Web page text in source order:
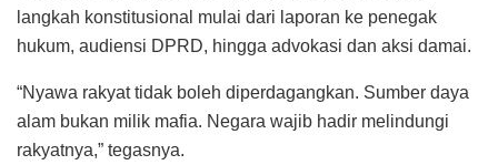
langkah konstitusional mulai dari laporan ke penegak
hukum, audiensi DPRD, hingga advokasi dan aksi damai.
“Nyawa rakyat tidak boleh diperdagangkan. Sumber daya
alam bukan milik mafia. Negara wajib hadir melindungi
rakyatnya,” tegasnya.